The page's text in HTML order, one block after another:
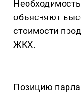
объясняют
стоимости
ЖКХ.
Позицию